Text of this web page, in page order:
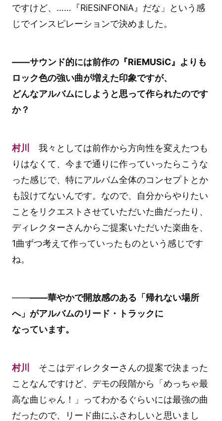
ですけど、……『RiESiNFONiA』だな」という感
じでインスピレーションで決めました。
――サウンド的には前作の『RiEMUSiC』よりも
ロック色の強い曲が増えた印象ですが、
どんなアルバムにしようと思って作られたのです
か？
村川
我々としては前作から方向性を変えたつも
りはなくて、今まで通りに作っていったらこうな
った感じで、特にアルバム全体のコンセプトとか
も設けてないんです。なので、自分からやりたい
ことをリクエストさせていただいた曲だったり、
ディレクターさんからご提案いただいた楽曲を、
1曲ずつ考えて作っていったものという感じです
ね。
――――華やかで開放感のある「帰れない場所
へ」がアルバムのリード・トラックに
なっています。
村川
そこはディレクターさんの提案で決まった
ことなんですけど、デモの段階から「めっちゃ最
高な曲じゃん！」ってわかるぐらいには最強の曲
だったので、リード曲にふさわしいと思いまし